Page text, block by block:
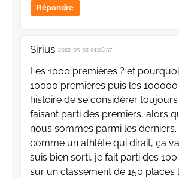
Répondre
Sirius 2022-05-02 01:06:57
Les 1000 premières ? et
10000 premières puis les
histoire de se considérer
faisant parti des premiers, alors
nous sommes parmi les derniers.
comme un athlète qui dirait, ça
suis bien sorti, je fait parti des
sur un classement de 150 places